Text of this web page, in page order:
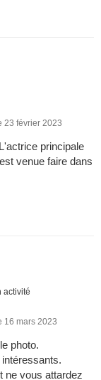
23 février 2023
principale
venue faire dans
activité
16 mars 2023
photo.
ne vous attardez